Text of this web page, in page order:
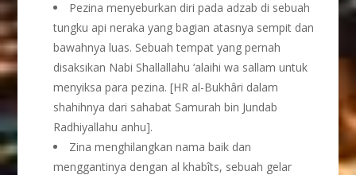
Pezina menyeburkan diri pada adzab di sebuah
tungku api neraka yang bagian atasnya sempit dan
bawahnya luas. Sebuah tempat yang pernah
disaksikan Nabi Shallallahu ‘alaihi wa sallam untuk
menyiksa para pezina. [HR al-Bukhâri dalam
shahihnya dari sahabat Samurah bin Jundab
Radhiyallahu anhu].
Zina menghilangkan nama baik dan
menggantinya dengan al khabîts, sebuah gelar